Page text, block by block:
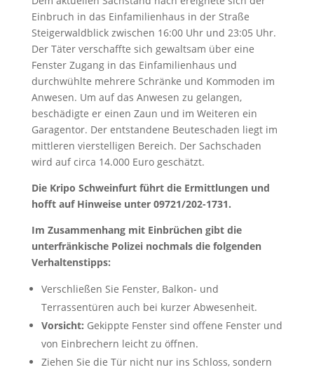
Einbruch in das Einfamilienhaus in der Straße
Steigerwaldblick zwischen 16:00 Uhr und 23:05 Uhr.
Der Täter verschaffte sich gewaltsam über eine
Fenster Zugang in das Einfamilienhaus und
durchwühlte mehrere Schränke und Kommoden im
Anwesen. Um auf das Anwesen zu gelangen,
beschädigte er einen Zaun und im Weiteren ein
Garagentor. Der entstandene Beuteschaden liegt im
mittleren vierstelligen Bereich. Der Sachschaden
wird auf circa 14.000 Euro geschätzt.
Die Kripo Schweinfurt führt die Ermittlungen und
hofft auf Hinweise unter 09721/202-1731.
Im Zusammenhang mit Einbrüchen gibt die
unterfränkische Polizei nochmals die folgenden
Verhaltenstipps:
Verschließen Sie Fenster, Balkon- und
Terrassentüren auch bei kurzer Abwesenheit.
Vorsicht: Gekippte Fenster sind offene Fenster und
von Einbrechern leicht zu öffnen.
Ziehen Sie die Tür nicht nur ins Schloss, sondern